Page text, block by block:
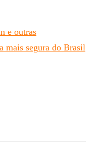
e outras
mais segura do Brasil